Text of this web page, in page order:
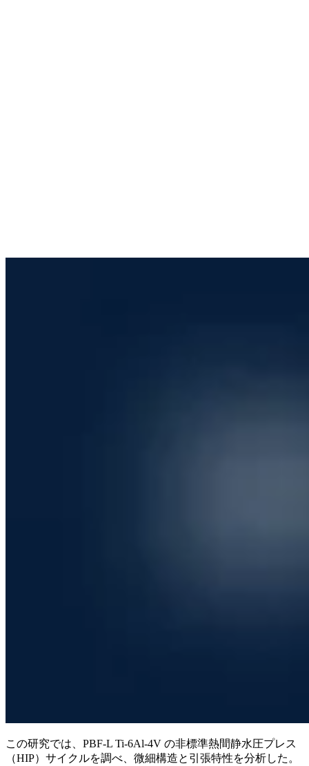
この研究では、PBF-L Ti-6Al-4V の非標準熱間静水圧プレス
（HIP）サイクルを調べ、微細構造と引張特性を分析した。